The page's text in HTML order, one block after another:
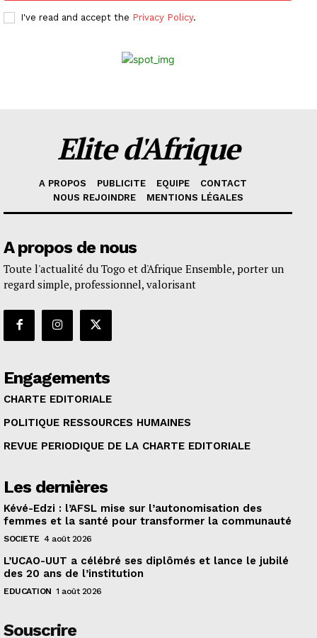
I've read and accept the Privacy Policy.
Elite d'Afrique
A PROPOS PUBLICITE EQUIPE
CONTACT
NOUS REJOINDRE
MENTIONS LÉGALES
A propos de nous
Toute l'actualité du Togo et d'Afrique Ensemble, porter un
regard simple, professionnel, valorisant
Engagements
CHARTE EDITORIALE
POLITIQUE RESSOURCES HUMAINES
REVUE PERIODIQUE DE LA CHARTE EDITORIALE
Les dernières
Kévé-Edzi : l’AFSL mise sur l’autonomisation des
femmes et la santé pour transformer la communauté
SOCIETE 4 août 2026
L’UCAO-UUT a célébré ses diplômés et lance le jubilé
des 20 ans de l’institution
EDUCATION 1 août 2026
Souscrire